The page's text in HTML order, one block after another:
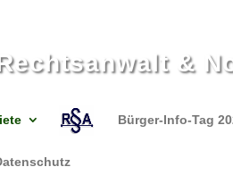
&
Bürger-Info-Tag